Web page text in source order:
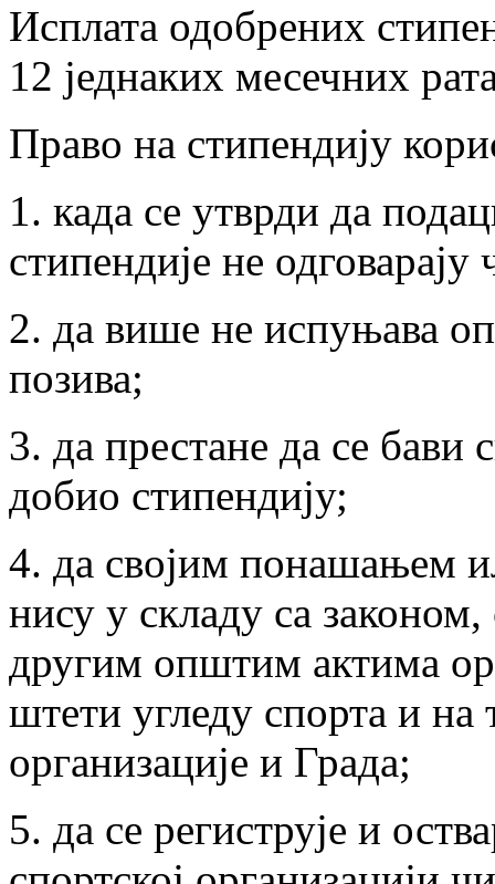
Исплата одобрених
12 једнаких месечних
Право на стипендију
1. када се утврди да
стипендије не
2. да више не испуњава
позива;
3. да престане да се бави
добио стипендију;
4. да својим понашањем
нису у складу са
другим општим актима
штети угледу спорта и на
организације и Града;
5. да се региструје и